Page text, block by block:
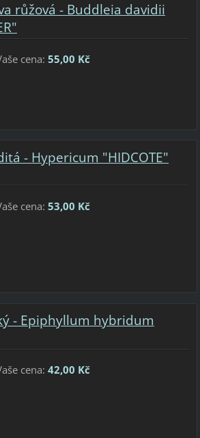
růžová - Buddleia davidii
cena: 55,00 Kč
- Hypericum "HIDCOTE"
cena: 53,00 Kč
- Epiphyllum hybridum
cena: 42,00 Kč